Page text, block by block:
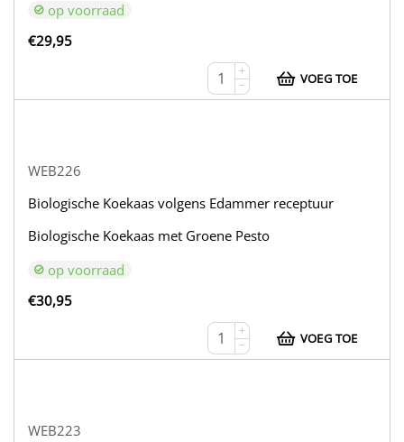
op voorraad
€29,95
+
−
VOEG TOE
WEB226
Biologische Koekaas volgens Edammer receptuur
Biologische Koekaas met Groene Pesto
op voorraad
€30,95
+
−
VOEG TOE
WEB223